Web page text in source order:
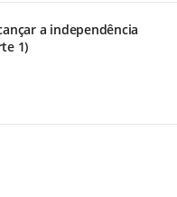
a independência
1)